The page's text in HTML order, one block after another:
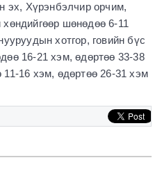
эх, Хүрэнбэлчир орчим,
шөнөдөө 6-11
хотгор, говийн бүс
16-21 хэм, өдөртөө 33-38
16 хэм, өдөртөө 26-31 хэм